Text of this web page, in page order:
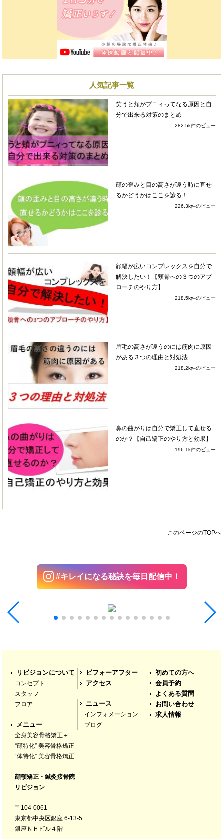
普段の食事、姿勢などから根本的な原因を解明し
て頂き、分かりやすく効果のある施術をしてもら
えてとても信頼できます。
毎回の施術後も、見た目でも触っても効果がハッ
先生も人柄の柔らかい方で、つい仕事のことなど
雑談も聞いてもらいながら施術してもらい、毎回
リラックスできてとても満足しています。
これからもぜひ通い続けたいです。
mm m
4 years ago
み、特に笑った際に如実に歪みがでることが長年
気になっており通い始めました。
施術時間の中で、顔への直接の施術はもちろんの
ことですが、歩き方のチェックや器具をつかって
もおこなってくださいます。さらには血液検査結
果から食事のアドバイスもいただけました。
これまでいくつかの小顔矯正に通ったことがあり
ましたが、ここまで全方位から小顔にアプローチ
してくださるところはここしかありません！
複数のところに通わないと受けられないものを、
リビジョンさんに通うのみで受けられます。そし
て数あるアプローチから個人の状況に合わせてメ
ニューを組んでくださるのはリビジョンさんなら
ではだと思います。ここにきたらすべてそろって
いる、デパートのようなところだと思っていま
す。
まだ3ヶ月しか通っていませんが、明らかに歪み
が改善されており、笑ったときの自分の顔にしょ
げることもなくなりました！改善の早さに驚きま
した！
骨が整ってきたら、脂肪へのアプローチのフェー
友人の紹介で伺いました＾＾と
ても良かったです！顔のずれが戻って施術から日
にちが経過してもまだそのままなので嬉しいで
す！口がスムーズにあくようになりました！！嬉
しいです！ストレスの原因とかもわかったので気
をつけて生活してます＾＾おしえていただいたと
たいです！ありがとうございました！
S.はりー
顔の歪みが気になってブログを
拝見したとき、すごく丁寧に書かれていたので来
院しました。
顔の歪みを治す前に食いしばりを治さないといけ
ないと言われて、色々な検査をしたのですが、す
ごく詳しく調べてもらえました。
中でも、自分ではストレスが溜まってないと思っ
でびっくりしました！
先生もとても気さくで、色々な事を相談できてよ
人気記事一覧
笑うと頬がプニィってなる原因と自
分で出来る対策のまとめ
282.5k件のビュー
顔の歪みと目の高さが違う時に直せ
るかどうかはここを診る！
226.3k件のビュー
顔幅が広いコンプレックスを自分で
解決したい！【頬骨への３つのアプ
ローチのやり方】
218.5k件のビュー
眉毛の高さが違うのには筋肉に原因
がある３つの理由と対処法
218.2k件のビュー
鼻の曲がりは自分で矯正して直せる
のか？【自己矯正のやり方と効果】
196.1k件のビュー
このページのTOPへ
#キレイになる秘訣を毎日配信中！
リビジョンについて
コンセプト
スタッフ
フロア
メニュー
全身美容骨格矯正＋
“顔特化” 美容骨格矯正
“体特化” 美容骨格矯正
ビフォーアフター
アクセス
ニュース
インフォメーション
ブログ
初めての方へ
会員予約
よくある質問
お問い合わせ
求人情報
顔顎矯正・鍼灸接骨院
リビジョン
〒104-0061
東京都中央区銀座 6-13-5
銀座ＮＨビル４階